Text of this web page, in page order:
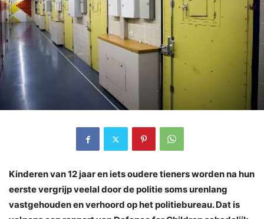
Kinderen van 12 jaar en iets oudere tieners worden na hun
eerste vergrijp veelal door de politie soms urenlang
vastgehouden en verhoord op het politiebureau. Dat is